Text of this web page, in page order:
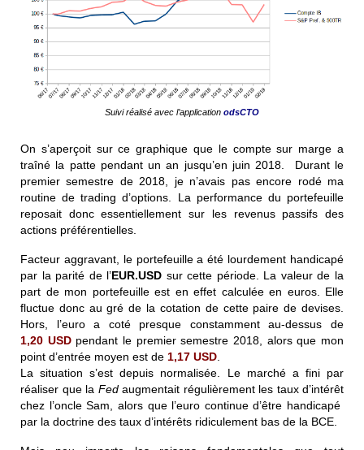
Suivi réalisé avec l’application odsCTO
On s’aperçoit sur ce graphique que le compte sur marge a
traîné la patte pendant un an jusqu’en juin 2018. Durant le
premier semestre de 2018, je n’avais pas encore rodé ma
routine de trading d’options. La performance du portefeuille
reposait donc essentiellement sur les revenus passifs des
actions préférentielles.
Facteur aggravant, le portefeuille a été lourdement handicapé
par la parité de l’EUR.USD sur cette période. La valeur de la
part de mon portefeuille est en effet calculée en euros. Elle
fluctue donc au gré de la cotation de cette paire de devises.
Hors, l’euro a coté presque constamment au-dessus de
1,20 USDpendant le premier semestre 2018, alors que mon
point d’entrée moyen est de 1,17 USD
La situation s’est depuis normalisée. Le marché a fini par
réaliser que la Fedaugmentait régulièrement les taux d’intérêt
chez l’oncle Sam, alors que l’euro continue d’être handicapé
par la doctrine des taux d’intérêts ridiculement bas de la BCE.